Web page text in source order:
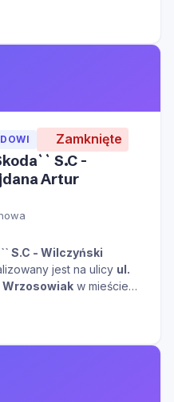
Zamknięte
S.C -
Artur
S.C - Wilczyński
jest na ulicy ul.
Wrzosowiak w mieście